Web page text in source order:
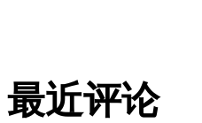
最近评论